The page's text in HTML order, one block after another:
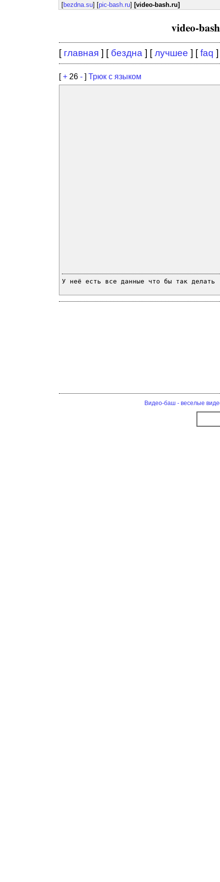
[bezdna.su] [pic-bash.ru] [video-bash.ru]
video-
[ главная ] [ бездна ] [лучшее ] [faq ]
[+ 26 - ] Трюк с языком
У неё есть все данные что бы так делать
Видео-баш - веселые